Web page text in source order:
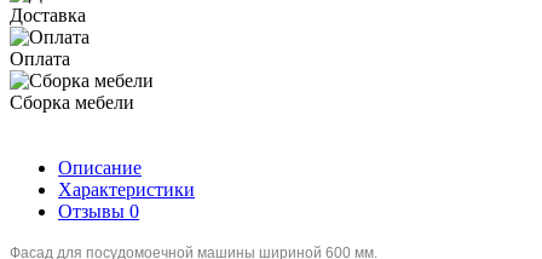
Доставка
Оплата
Сборка мебели
Описание
Характеристики
Отзывы 0
Фасад для посудомоечной машины шириной 600 мм.